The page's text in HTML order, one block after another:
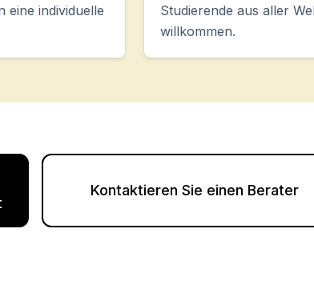
eine individuelle
Studierende aus aller
willkommen.
Kontaktieren Sie einen Berater